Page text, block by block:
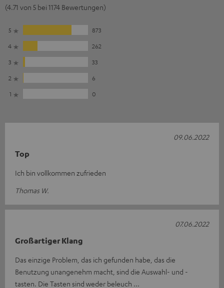
(4.71 von 5 bei 1174 Bewertungen)
5
873
4
262
3
33
2
6
1
0
Top
Ich bin vollkommen zufrieden
Thomas W.
09.06.2022
Großartiger Klang
Das einzige Problem, das ich gefunden habe, das die
Benutzung unangenehm macht, sind die Auswahl- und -
tasten. Die Tasten sind weder beleuch
07.06.2022